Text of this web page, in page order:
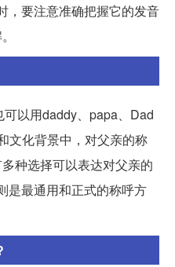
，要注意准确把握它的发音
以用daddy、papa、Dad
文化背景中，对父亲的称
种选择可以表达对父亲的
是最通用和正式的称呼方